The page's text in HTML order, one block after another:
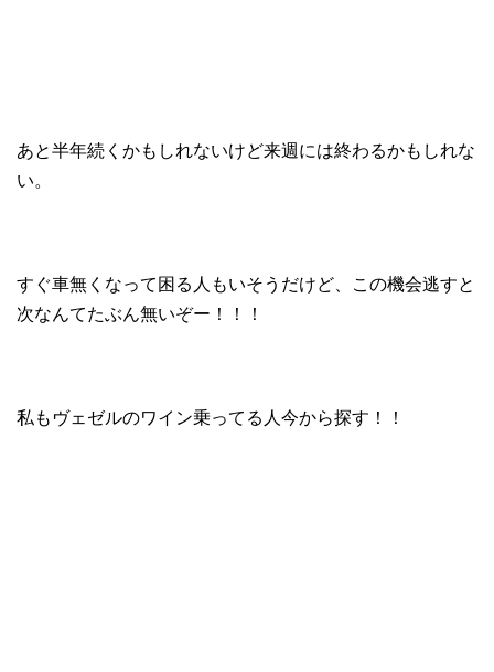
あと半年続くかもしれないけど来週には終わるかもしれな
い。
すぐ車無くなって困る人もいそうだけど、この機会逃すと
次なんてたぶん無いぞー！！！
私もヴェゼルのワイン乗ってる人今から探す！！